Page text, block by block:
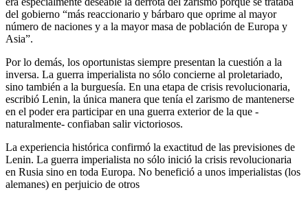
del gobierno “más reaccionario y bárbaro que oprime al mayor
número de naciones y a la mayor masa de población de Europa y
Asia”.
Por lo demás, los oportunistas siempre presentan la cuestión a la
inversa. La guerra imperialista no sólo concierne al proletariado,
sino también a la burguesía. En una etapa de crisis revolucionaria,
escribió Lenin, la única manera que tenía el zarismo de mantenerse
en el poder era participar en una guerra exterior de la que -
naturalmente- confiaban salir victoriosos.
La experiencia histórica confirmó la exactitud de las previsiones de
Lenin. La guerra imperialista no sólo inició la crisis revolucionaria
en Rusia sino en toda Europa. No benefició a unos imperialistas (los
alemanes) en perjuicio de otros